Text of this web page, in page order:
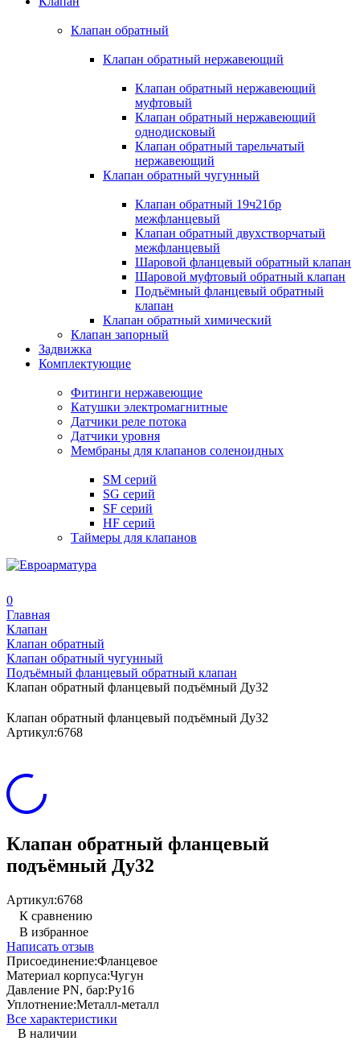
Клапан обратный
Клапан обратный нержавеющий
Клапан обратный нержавеющий
муфтовый
Клапан обратный нержавеющий
однодисковый
Клапан обратный тарельчатый
нержавеющий
Клапан обратный чугунный
Клапан обратный 19ч21бр
межфланцевый
Клапан обратный двухстворчатый
межфланцевый
Шаровой фланцевый обратный клапан
Шаровой муфтовый обратный клапан
Подъёмный фланцевый обратный
клапан
Клапан обратный химический
Клапан запорный
Задвижка
Комплектующие
Фитинги нержавеющие
Катушки электромагнитные
Датчики реле потока
Датчики уровня
Мембраны для клапанов соленоидных
SM серий
SG серий
SF серий
HF серий
Таймеры для клапанов
0
Главная
Клапан
Клапан обратный
Клапан обратный чугунный
Подъёмный фланцевый обратный клапан
Клапан обратный фланцевый подъёмный Ду32
Клапан обратный фланцевый подъёмный Ду32
Артикул:6768
Клапан обратный фланцевый
подъёмный Ду32
Артикул:6768
К сравнению
В избранное
Написать отзыв
Присоединение:Фланцевое
Материал корпуса:Чугун
Давление PN, бар:Ру16
Уплотнение:Металл-металл
Все характеристики
В наличии